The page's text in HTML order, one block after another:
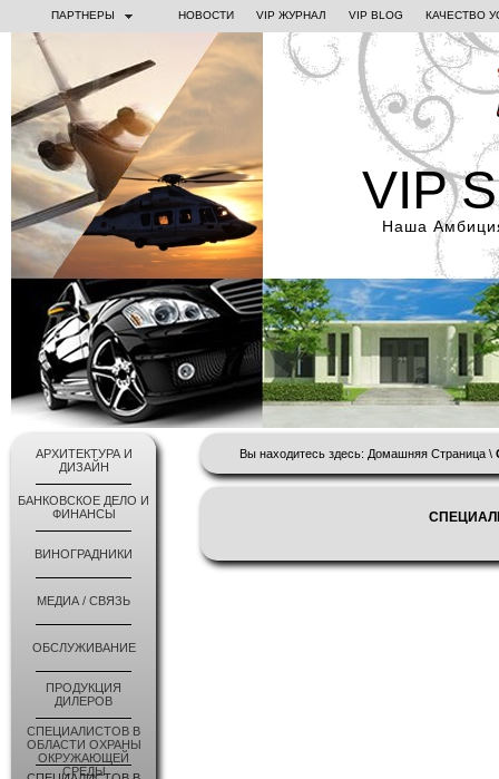
ПАРТНЕРЫ НОВОСТИ VIP ЖУРНАЛ VIP BLOG КАЧЕСТВО
VIP
Наша
АРХИТЕКТУРА И
ДИЗАЙН
БАНКОВСКОЕ ДЕЛО И
ФИНАНСЫ
ВИНОГРАДНИКИ
МЕДИА / СВЯЗЬ
ОБСЛУЖИВАНИЕ
ПРОДУКЦИЯ
ДИЛЕРОВ
СПЕЦИАЛИСТОВ В
ОБЛАСТИ ОХРАНЫ
ОКРУЖАЮЩЕЙ
СРЕДЫ
Вы находитесь здесь: Домашняя Страница \